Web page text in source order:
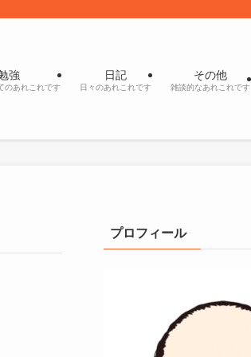
強
のあれこれです
日記
日々のあれこれです
その他
雑談的なあれこれです
プロフィール